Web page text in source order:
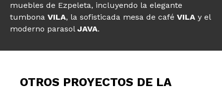
muebles de Ezpeleta, incluyendo la elegante
tumbona VILA, la sofisticada mesa de café VILA y el
moderno parasol JAVA.
OTROS PROYECTOS DE LA